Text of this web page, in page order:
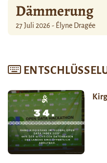
Dämmerung
27 Juli 2026 - Élyne Dragée